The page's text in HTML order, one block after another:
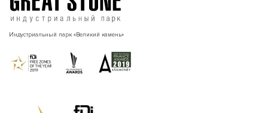
Индустриальный парк «Великий камень»